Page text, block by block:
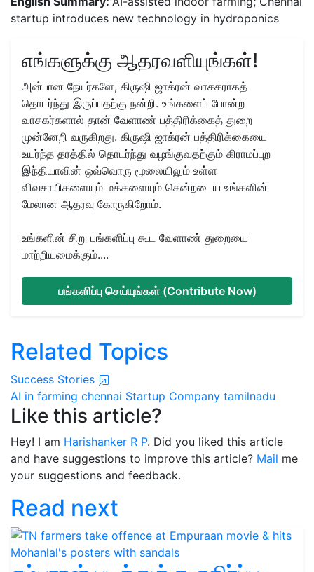
startup introduces new technology in hydroponics
எங்களுக்கு ஆதரவளியுங்கள்!
அன்பான நேயர்களே, கிருஷி ஜாக்ரன் வாசகராகத்
தொடர்ந்து இருப்பதற்கு நன்றி. உங்களைப் போன்ற
வாசகர்களால் தான் வேளாண் பத்திரிக்கைத் துறை
முன்னேறி வருகிறது. கிருஷி ஜாக்ரன் பத்திரிக்கையை
உயர்ந்த தரத்தில் தொடர்ந்து வழங்குவதற்கும் கிராமப்புற
இந்தியாவின் ஒவ்வொரு மூலையிலும் உள்ள
விவசாயிகளையும் மக்களையும் சென்றடைய உங்களின்
மேலான ஆதரவு கோருகிறோம்.
உங்களின் சிறு பங்களிப்பு கூட வேளாண் துறையை
மாற்றியமைக்கும்....
பங்களிப்பு செய்யுங்கள் (Contribute Now)
Related Topics
Success Stories
AI in farming chennai Startup Company tamilnadu
Like this article?
Hey! I am Harishanker R P. Did you liked this article
and have suggestions to improve this article? Mail me
your suggestions and feedback.
Read next